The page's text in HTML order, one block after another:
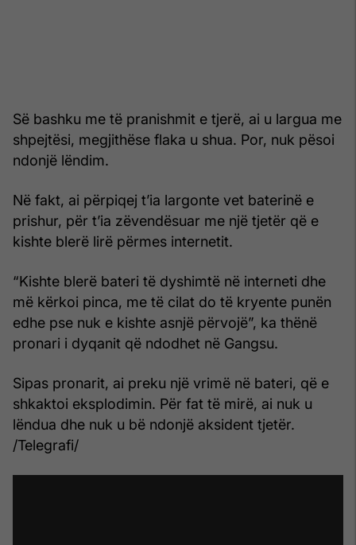
Së bashku me të pranishmit e tjerë, ai u largua me
shpejtësi, megjithëse flaka u shua. Por, nuk pësoi
ndonjë lëndim.
Në fakt, ai përpiqej t’ia largonte vet baterinë e
prishur, për t’ia zëvendësuar me një tjetër që e
kishte blerë lirë përmes internetit.
“Kishte blerë bateri të dyshimtë në interneti dhe
më kërkoi pinca, me të cilat do të kryente punën
edhe pse nuk e kishte asnjë përvojë”, ka thënë
pronari i dyqanit që ndodhet në Gangsu.
Sipas pronarit, ai preku një vrimë në bateri, që e
shkaktoi eksplodimin. Për fat të mirë, ai nuk u
lëndua dhe nuk u bë ndonjë aksident tjetër.
/Telegrafi/